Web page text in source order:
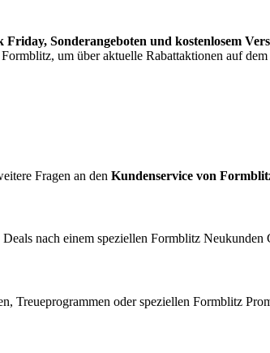
Friday, Sonderangeboten und kostenlosem
um über aktuelle Rabattaktionen auf
Fragen an den Kundenservice von
nach einem speziellen Formblitz Neukunden
Treueprogrammen oder speziellen Formblitz